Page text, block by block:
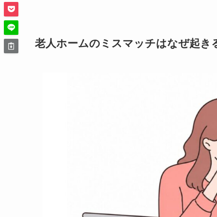
老人ホームのミスマッチはなぜ起き